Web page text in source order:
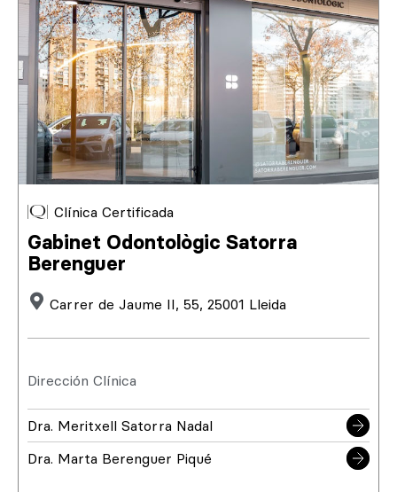
Clínica Certificada
Gabinet Odontològic Satorra
Berenguer
Carrer de Jaume II, 55, 25001 Lleida
Dirección Clínica
Dra. Meritxell Satorra Nadal
Dra. Marta Berenguer Piqué